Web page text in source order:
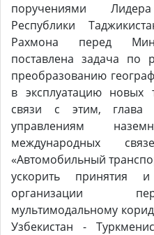
поручениями
Республики
Рахмона перед
поставлена задача по
преобразованию
в эксплуатацию новых
связи с этим, глава
управлениям
международных
«Автомобильный
ускорить принятия
организации
мультимодальному
Узбекистан -